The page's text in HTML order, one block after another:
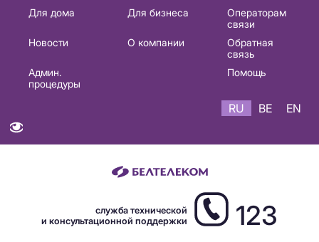
Основная
навигация
Для дома Для бизнеса
Операторам
связи
Новости
О компании
Обратная
связь
Админ.
процедуры
Помощь
RU BE EN
служба технической
и консультационной поддержки
123